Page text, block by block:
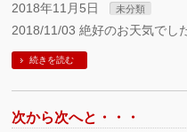
2018年11月5日 未分類
2018/11/03 絶好のお天気でし
続きを読む
次から次へと・・・